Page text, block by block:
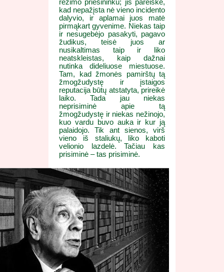
režimo priešininku; jis pareiškė,
kad nepažįsta nė vieno incidento
dalyvio, ir aplamai juos matė
pirmąkart gyvenime. Niekas taip
ir nesugebėjo pasakyti, pagavo
žudikus, teisė juos ar
nusikaltimas taip ir liko
neatskleistas, kaip dažnai
nutinka dideliuose miestuose.
Tam, kad žmonės pamirštų tą
žmogžudystę ir įstaigos
reputacija būtų atstatyta, prireikė
laiko. Tada jau niekas
neprisiminė apie tą
žmogžudystę ir niekas nežinojo,
kuo vardu buvo auka ir kur ją
palaidojo. Tik ant sienos, virš
vieno iš staliukų, liko kaboti
velionio lazdelė. Tačiau kas
prisiminė – tas prisiminė.